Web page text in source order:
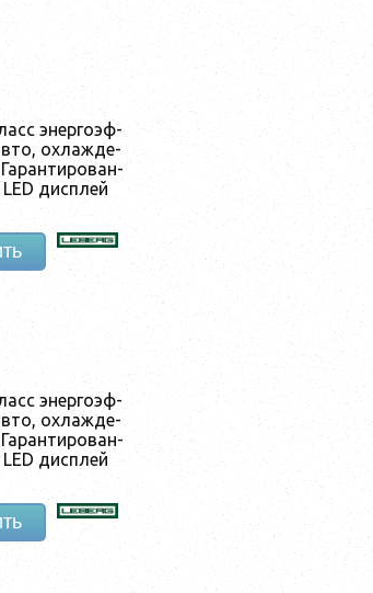
энер­го­эф­
ох­лажде­
дис­плей
энер­го­эф­
ох­лажде­
дис­плей